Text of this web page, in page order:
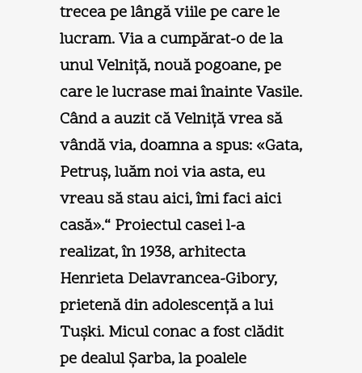
trecea pe lângă viile pe care le
lucram. Via a cumpărat-o de la
unul Velniţă, nouă pogoane, pe
care le lucrase mai înainte Vasile.
Când a auzit că Velniţă vrea să
vândă via, doamna a spus: «Gata,
Petruş, luăm noi via asta, eu
vreau să stau aici, îmi faci aici
casă».“ Proiectul casei l-a
realizat, în 1938, arhitecta
Henrieta Delavrancea-Gibory,
prietenă din adolescenţă a lui
Tuşki. Micul conac a fost clădit
pe dealul Şarba, la poalele